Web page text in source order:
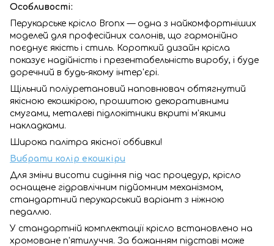
Особливості:
Перукарське крісло Bronx — одна з найкомфортніших
моделей для професійних салонів, що гармонійно
поєднує якість і стиль. Короткий дизайн крісла
показує надійність і презентабельність виробу, і буде
доречний в будь-якому інтер'єрі.
Щільний поліуретановий наповнювач обтягнутий
якісною екошкірою, прошитою декоративними
смугами, металеві підлокітники вкриті м'якими
накладками.
Широка палітра якісної оббивки!
Вибрати колір екошкіри
Для зміни висоти сидіння під час процедур, крісло
оснащене гідравлічним підйомним механізмом,
стандартний перукарський варіант з ніжною
педаллю.
У стандартній комплектації крісло встановлено на
хромоване п'ятилуччя. За бажанням підставі може